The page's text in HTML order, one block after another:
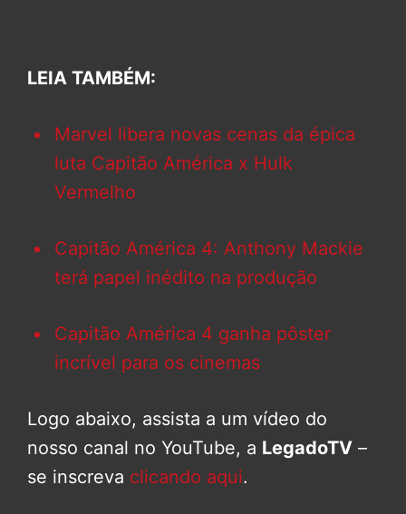
LEIA TAMBÉM:
Marvel libera novas cenas da épica
luta Capitão América x Hulk
Vermelho
Capitão América 4: Anthony Mackie
terá papel inédito na produção
Capitão América 4 ganha pôster
incrível para os cinemas
Logo abaixo, assista a um vídeo do
nosso canal no YouTube, a LegadoTV –
se inscreva clicando aqui.